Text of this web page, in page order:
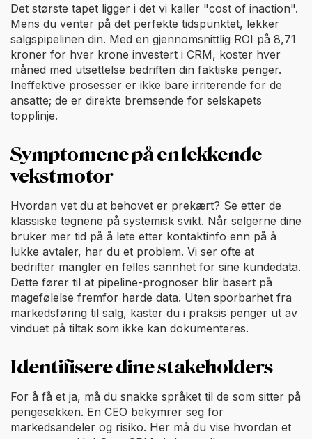
Det største tapet ligger i det vi kaller "cost of inaction".
Mens du venter på det perfekte tidspunktet, lekker
salgspipelinen din. Med en gjennomsnittlig ROI på 8,71
kroner for hver krone investert i CRM, koster hver
måned med utsettelse bedriften din faktiske penger.
Ineffektive prosesser er ikke bare irriterende for de
ansatte; de er direkte bremsende for selskapets
topplinje.
Symptomene på en lekkende
vekstmotor
Hvordan vet du at behovet er prekært? Se etter de
klassiske tegnene på systemisk svikt. Når selgerne dine
bruker mer tid på å lete etter kontaktinfo enn på å
lukke avtaler, har du et problem. Vi ser ofte at
bedrifter mangler en felles sannhet for sine kundedata.
Dette fører til at pipeline-prognoser blir basert på
magefølelse fremfor harde data. Uten sporbarhet fra
markedsføring til salg, kaster du i praksis penger ut av
vinduet på tiltak som ikke kan dokumenteres.
Identifisere dine stakeholders
For å få et ja, må du snakke språket til de som sitter på
pengesekken. En CEO bekymrer seg for
markedsandeler og risiko. Her må du vise hvordan et